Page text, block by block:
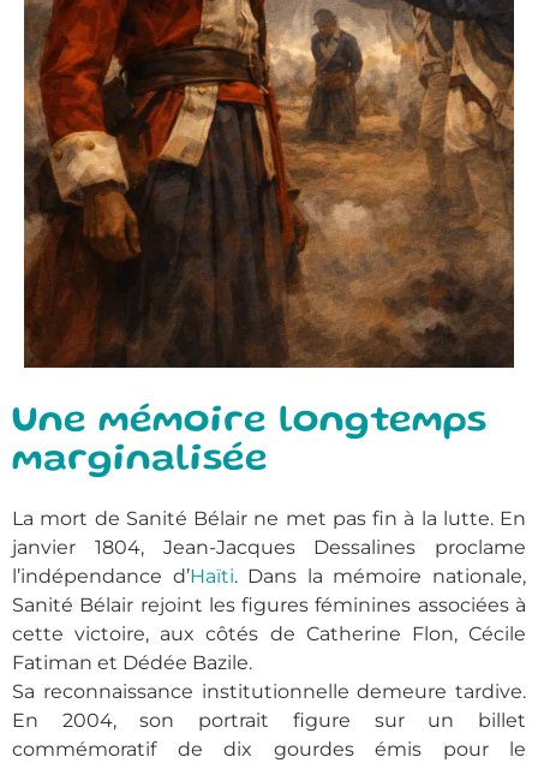
Une mémoire longtemps
marginalisée
La mort de Sanité Bélair ne met pas fin à la lutte. En
janvier 1804, Jean-Jacques Dessalines proclame
l’indépendance d’Haïti. Dans la mémoire nationale,
Sanité Bélair rejoint les figures féminines associées à
cette victoire, aux côtés de Catherine Flon, Cécile
Fatiman et Dédée Bazile.
Sa reconnaissance institutionnelle demeure tardive.
En 2004, son portrait figure sur un billet
commémoratif de dix gourdes émis pour le